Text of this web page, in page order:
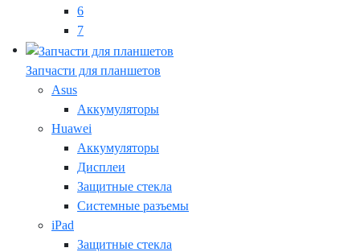
6
7
Запчасти для планшетов
Asus
Аккумуляторы
Huawei
Аккумуляторы
Дисплеи
Защитные стекла
Системные разъемы
iPad
Защитные стекла